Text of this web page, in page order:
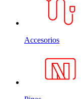
Accesorios